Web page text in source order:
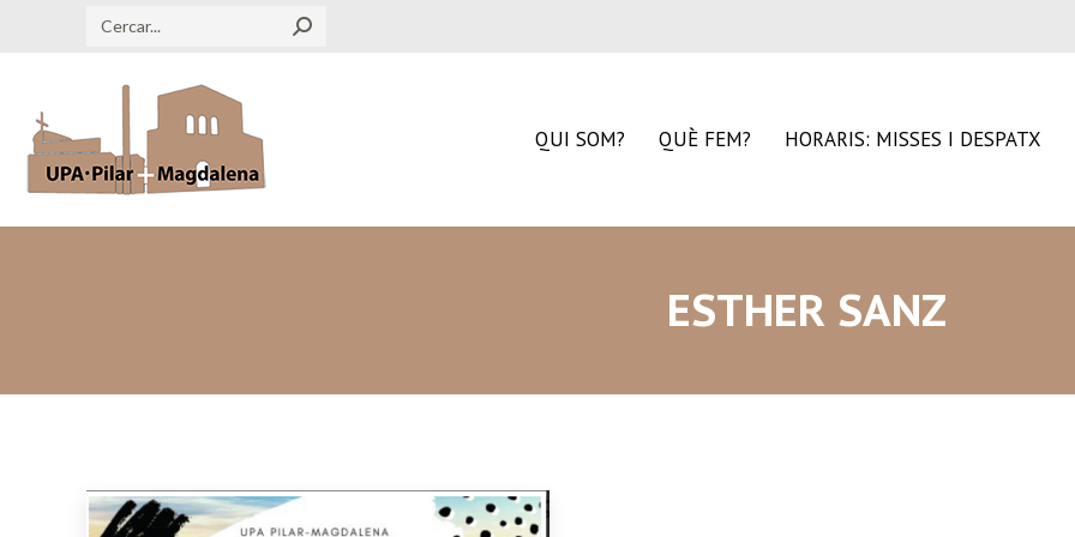
Search:
QUI SOM? QUÈ FEM? HORARIS: MISSES I DESPATX
ESTHER SANZ